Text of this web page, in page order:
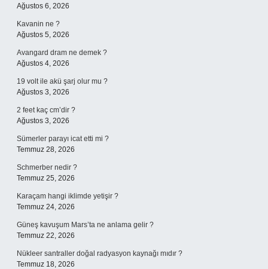
Ağustos 6, 2026
Kavanin ne ?
Ağustos 5, 2026
Avangard dram ne demek ?
Ağustos 4, 2026
19 volt ile akü şarj olur mu ?
Ağustos 3, 2026
2 feet kaç cm’dir ?
Ağustos 3, 2026
Sümerler parayı icat etti mi ?
Temmuz 28, 2026
Schmerber nedir ?
Temmuz 25, 2026
Karaçam hangi iklimde yetişir ?
Temmuz 24, 2026
Güneş kavuşum Mars’ta ne anlama gelir ?
Temmuz 22, 2026
Nükleer santraller doğal radyasyon kaynağı mıdır ?
Temmuz 18, 2026